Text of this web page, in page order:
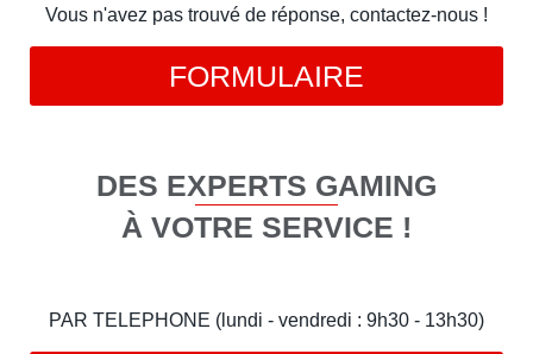
Vous n'avez pas trouvé de réponse, contactez-nous !
FORMULAIRE
DES EXPERTS GAMING
À VOTRE SERVICE !
PAR TELEPHONE (lundi - vendredi : 9h30 - 13h30)